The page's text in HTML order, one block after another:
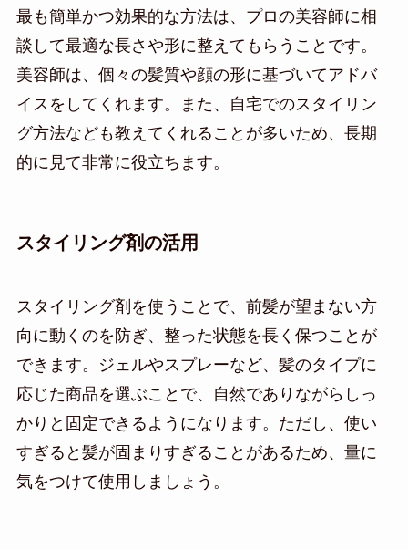
最も簡単かつ効果的な方法は、プロの美容師に相
談して最適な長さや形に整えてもらうことです。
美容師は、個々の髪質や顔の形に基づいてアドバ
イスをしてくれます。また、自宅でのスタイリン
グ方法なども教えてくれることが多いため、長期
的に見て非常に役立ちます。
スタイリング剤の活用
スタイリング剤を使うことで、前髪が望まない方
向に動くのを防ぎ、整った状態を長く保つことが
できます。ジェルやスプレーなど、髪のタイプに
応じた商品を選ぶことで、自然でありながらしっ
かりと固定できるようになります。ただし、使い
すぎると髪が固まりすぎることがあるため、量に
気をつけて使用しましょう。